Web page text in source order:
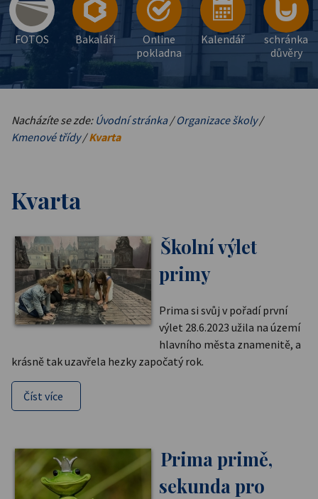
FOTOS Bakaláři
Online
pokladna
Kalendář
schránka
důvěry
Nacházíte se zde: Úvodní stránka/Organizace školy/
Kmenové třídy/Kvarta
Kvarta
Školní výlet
primy
Prima si svůj v pořadí první
výlet 28.6.2023 užila na území
hlavního města znamenitě, a
krásně tak uzavřela hezky započatý rok.
Číst více
Prima primě,
sekunda pro